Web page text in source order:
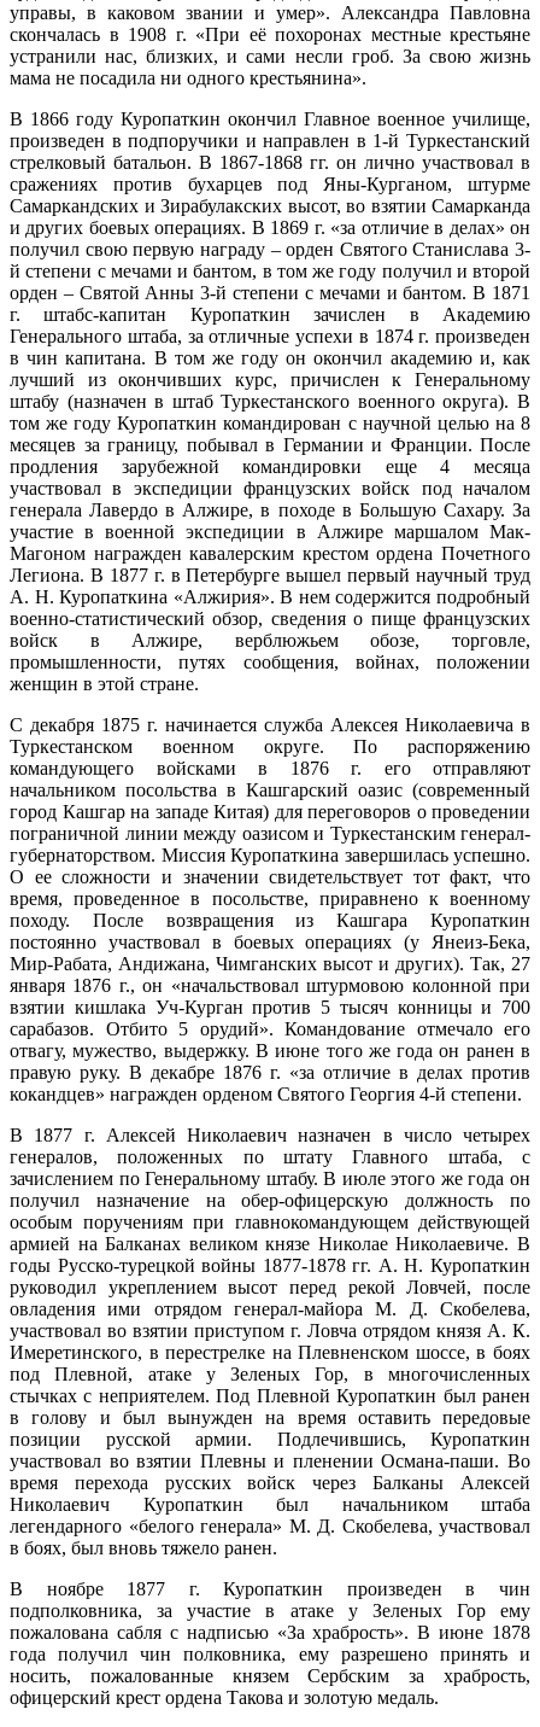
управы, в каковом звании и умер». Александра Павловна
скончалась в 1908 г. «При её похоронах местные крестьяне
устранили нас, близких, и сами несли гроб. За свою жизнь
мама не посадила ни одного крестьянина».
В 1866 году Куропаткин окончил Главное военное училище,
произведен в подпоручики и направлен в 1-й Туркестанский
стрелковый батальон. В 1867-1868 гг. он лично участвовал в
сражениях против бухарцев под Яны-Курганом, штурме
Самаркандских и Зирабулакских высот, во взятии Самарканда
и других боевых операциях. В 1869 г. «за отличие в делах» он
получил свою первую награду – орден Святого Станислава 3-
й степени с мечами и бантом, в том же году получил и второй
орден – Святой Анны 3-й степени с мечами и бантом. В 1871
г. штабс-капитан Куропаткин зачислен в Академию
Генерального штаба, за отличные успехи в 1874 г. произведен
в чин капитана. В том же году он окончил академию и, как
лучший из окончивших курс, причислен к Генеральному
штабу (назначен в штаб Туркестанского военного округа). В
том же году Куропаткин командирован с научной целью на 8
месяцев за границу, побывал в Германии и Франции. После
продления зарубежной командировки еще 4 месяца
участвовал в экспедиции французских войск под началом
генерала Лавердо в Алжире, в походе в Большую Сахару. За
участие в военной экспедиции в Алжире маршалом Мак-
Магоном награжден кавалерским крестом ордена Почетного
Легиона. В 1877 г. в Петербурге вышел первый научный труд
А. Н. Куропаткина «Алжирия». В нем содержится подробный
военно-статистический обзор, сведения о пище французских
войск в Алжире, верблюжьем обозе, торговле,
промышленности, путях сообщения, войнах, положении
женщин в этой стране.
С декабря 1875 г. начинается служба Алексея Николаевича в
Туркестанском военном округе. По распоряжению
командующего войсками в 1876 г. его отправляют
начальником посольства в Кашгарский оазис (современный
город Кашгар на западе Китая) для переговоров о проведении
пограничной линии между оазисом и Туркестанским генерал-
губернаторством. Миссия Куропаткина завершилась успешно.
О ее сложности и значении свидетельствует тот факт, что
время, проведенное в посольстве, приравнено к военному
походу. После возвращения из Кашгара Куропаткин
постоянно участвовал в боевых операциях (у Янеиз-Бека,
Мир-Рабата, Андижана, Чимганских высот и других). Так, 27
января 1876 г., он «начальствовал штурмовою колонной при
взятии кишлака Уч-Курган против 5 тысяч конницы и 700
сарабазов. Отбито 5 орудий». Командование отмечало его
отвагу, мужество, выдержку. В июне того же года он ранен в
правую руку. В декабре 1876 г. «за отличие в делах против
кокандцев» награжден орденом Святого Георгия 4-й степени.
В 1877 г. Алексей Николаевич назначен в число четырех
генералов, положенных по штату Главного штаба, с
зачислением по Генеральному штабу. В июле этого же года он
получил назначение на обер-офицерскую должность по
особым поручениям при главнокомандующем действующей
армией на Балканах великом князе Николае Николаевиче. В
годы Русско-турецкой войны 1877-1878 гг. А. Н. Куропаткин
руководил укреплением высот перед рекой Ловчей, после
овладения ими отрядом генерал-майора М. Д. Скобелева,
участвовал во взятии приступом г. Ловча отрядом князя А. К.
Имеретинского, в перестрелке на Плевненском шоссе, в боях
под Плевной, атаке у Зеленых Гор, в многочисленных
стычках с неприятелем. Под Плевной Куропаткин был ранен
в голову и был вынужден на время оставить передовые
позиции русской армии. Подлечившись, Куропаткин
участвовал во взятии Плевны и пленении Османа-паши. Во
время перехода русских войск через Балканы Алексей
Николаевич Куропаткин был начальником штаба
легендарного «белого генерала» М. Д. Скобелева, участвовал
в боях, был вновь тяжело ранен.
В ноябре 1877 г. Куропаткин произведен в чин
подполковника, за участие в атаке у Зеленых Гор ему
пожалована сабля с надписью «За храбрость». В июне 1878
года получил чин полковника, ему разрешено принять и
носить, пожалованные князем Сербским за храбрость,
офицерский крест ордена Такова и золотую медаль.